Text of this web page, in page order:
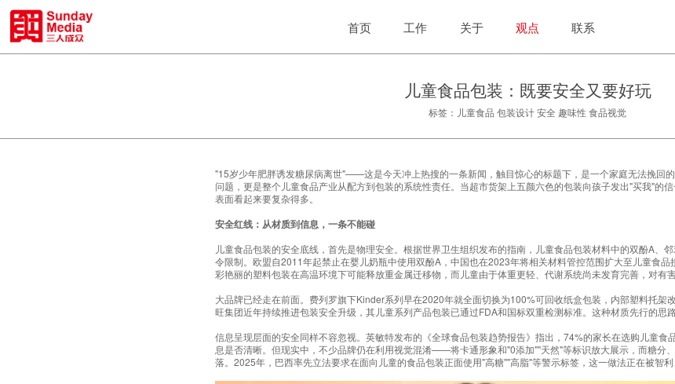
首页 工作 关于 观点 联系
儿童食品包装：既要安全又要好玩
标签：儿童食品 包装设计 安全 趣味性 食品视觉
"15岁少年肥胖诱发糖尿病离世"——这是今天冲上热搜的一条新闻，触目惊心的标题下，是一个家庭无法挽回
问题，更是整个儿童食品产业从配方到包装的系统性责任。当超市货架上五颜六色的包装向孩子发出"买我"的
表面看起来要复杂得多。
安全红线：从材质到信息，一条不能碰
儿童食品包装的安全底线，首先是物理安全。根据世界卫生组织发布的指南，儿童食品包装材料中的双酚A、
令限制。欧盟自2011年起禁止在婴儿奶瓶中使用双酚A，中国也在2023年将相关材料管控范围扩大至儿童食
彩艳丽的塑料包装在高温环境下可能释放重金属迁移物，而儿童由于体重更轻、代谢系统尚未发育完善，对有
大品牌已经走在前面。费列罗旗下Kinder系列早在2020年就全面切换为100%可回收纸盒包装，内部塑料托架
旺集团近年持续推进包装安全升级，其儿童系列产品包装已通过FDA和国标双重检测标准。这种材质先行的思
信息呈现层面的安全同样不容忽视。英敏特发布的《全球食品包装趋势报告》指出，74%的家长在选购儿童食
息是否清晰。但现实中，不少品牌仍在利用视觉混淆——将卡通形象和"0添加""天然"等标识放大展示，而糖分
落。2025年，巴西率先立法要求在面向儿童的食品包装正面使用"高糖""高脂"等警示标签，这一做法正在被智利